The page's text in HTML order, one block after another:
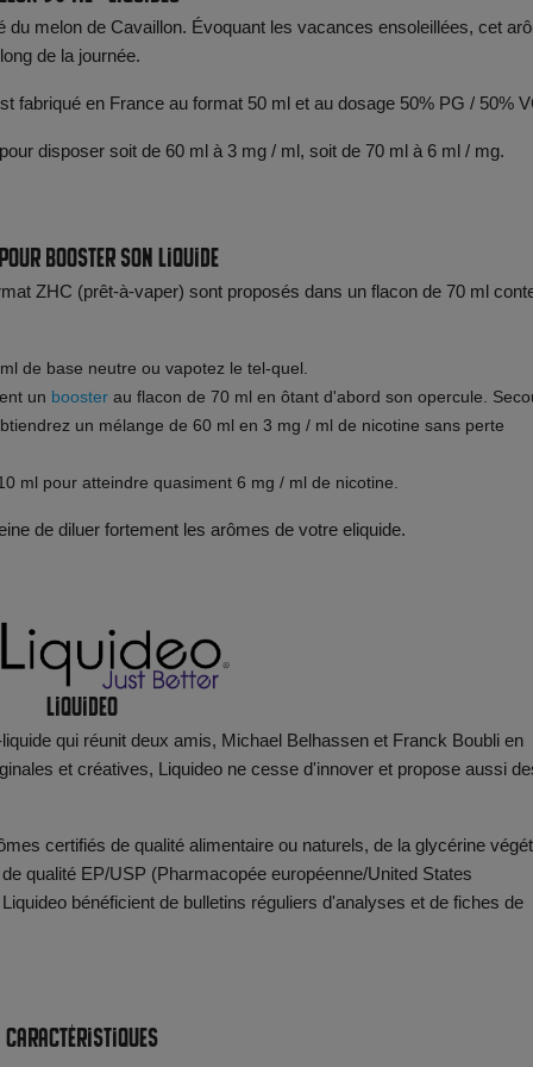
melon de Cavaillon. Évoquant les vacances ensoleillées, cet
de la journée.
fabriqué en France au format 50 ml et au dosage 50% PG / 50%
disposer soit de 60 ml à 3 mg / ml, soit de 70 ml à 6 ml / mg.
pour booster son liquide
ZHC (prêt-à-vaper) sont proposés dans un flacon de 70 ml
de base neutre ou vapotez le tel-quel.
un booster au flacon de 70 ml en ôtant d'abord son opercule.
un mélange de 60 ml en 3 mg / ml de nicotine sans perte
ml pour atteindre quasiment 6 mg / ml de nicotine.
de diluer fortement les arômes de votre eliquide.
Liquideo
qui réunit deux amis, Michael Belhassen et Franck Boubli en
et créatives, Liquideo ne cesse d'innover et propose aussi
certifiés de qualité alimentaire ou naturels, de la glycérine
qualité EP/USP (Pharmacopée européenne/United States
bénéficient de bulletins réguliers d'analyses et de fiches de
Caractéristiques